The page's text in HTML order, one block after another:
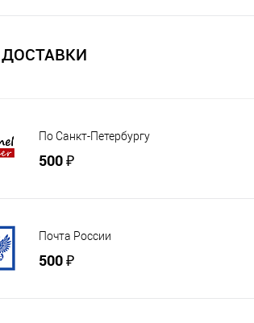
По Санкт-Петербургу
500 ₽
Почта России
500 ₽